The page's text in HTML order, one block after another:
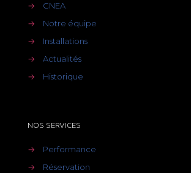
→
CNEA
→
Notre équipe
→
Installations
→
Actualités
→
Historique
NOS SERVICES
→
Performance
→
Réservation